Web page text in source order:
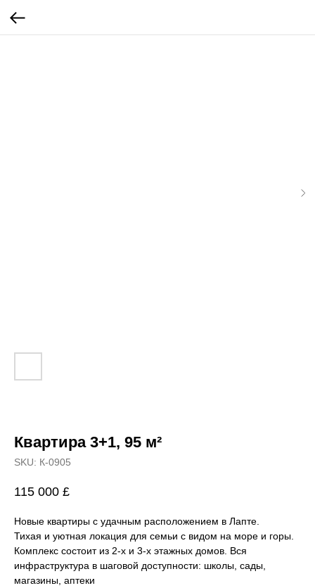
Квартира 3+1, 95 м²
SKU: К-0905
115 000 £
Новые квартиры с удачным расположением в Лапте.
Тихая и уютная локация для семьи с видом на море и горы.
Комплекс состоит из 2-х и 3-х этажных домов. Вся
инфраструктура в шаговой доступности: школы, сады,
магазины, аптеки